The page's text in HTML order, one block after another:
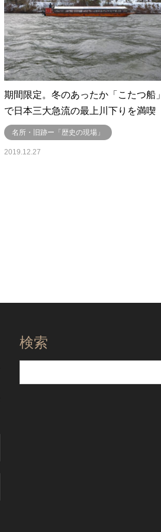
期間限定。冬のあったか「こたつ船」
で日本三大急流の最上川下りを満喫
名所・旧跡ー「歴史の現場」
2019.12.27
検索